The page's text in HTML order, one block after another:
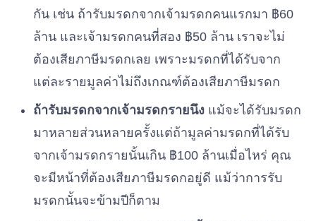
กัน เช่น ถ้ารับมรดกจากเจ้ามรดกคนแรกมา ฿60
ล้าน และเจ้ามรดกคนที่สอง ฿50 ล้าน เราจะไม่
ต้องเสียภาษีมรดกเลย เพราะมรดกที่ได้รับจาก
แต่ละรายมูลค่าไม่ถึงเกณฑ์ต้องเสียภาษีมรดก
ถ้ารับมรดกจากเจ้ามรดกรายนึง แม้จะได้รับมรดก
มาหลายส่วนหลายครั้งแต่ถ้ามูลค่ามรดกที่ได้รับ
จากเจ้ามรดกรายนั้นเกิน ฿100 ล้านเมื่อไหร่ คุณ
จะมีหน้าที่ต้องเสียภาษีมรดกอยู่ดี แม้ว่าการรับ
มรดกนั้นจะข้ามปีก็ตาม